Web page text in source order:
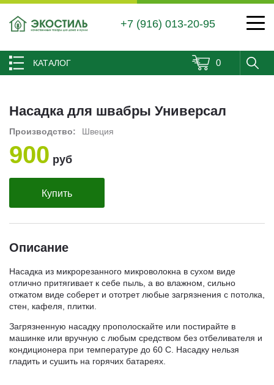
+7 (916) 013-20-95
КАТАЛОГ 0
Насадка для швабры Универсал
Производство: Швеция
900 руб
Купить
Описание
Насадка из микрорезанного микроволокна в сухом виде
отлично притягивает к себе пыль, а во влажном, сильно
отжатом виде соберет и ототрет любые загрязнения с потолка,
стен, кафеля, плитки.
Загрязненную насадку прополоскайте или постирайте в
машинке или вручную с любым средством без отбеливателя и
кондиционера при температуре до 60 С. Насадку нельзя
гладить и сушить на горячих батареях.